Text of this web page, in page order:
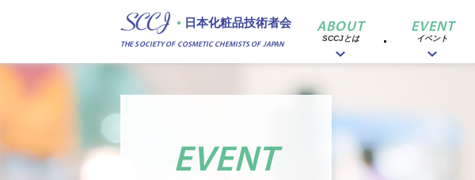
日本化粧品技術者会
THE SOCIETY OF COSMETIC CHEMISTS OF JAPAN
ABOUT
SCCJとは
EVENT
イベント
EVENT